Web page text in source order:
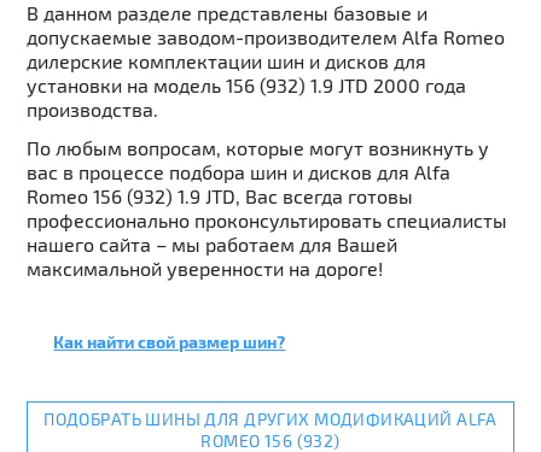
В данном разделе представлены базовые и
допускаемые заводом-производителем Alfa Romeo
дилерские комплектации шин и дисков для
установки на модель 156 (932) 1.9 JTD 2000 года
производства.
По любым вопросам, которые могут возникнуть у
вас в процессе подбора шин и дисков для Alfa
Romeo 156 (932) 1.9 JTD, Вас всегда готовы
профессионально проконсультировать специалисты
нашего сайта – мы работаем для Вашей
максимальной уверенности на дороге!
Как найти свой размер шин?
ПОДОБРАТЬ ШИНЫ ДЛЯ ДРУГИХ МОДИФИКАЦИЙ ALFA
ROMEO 156 (932)